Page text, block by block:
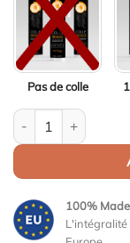
Pas de colle
quantité de
100%
L'intégralité